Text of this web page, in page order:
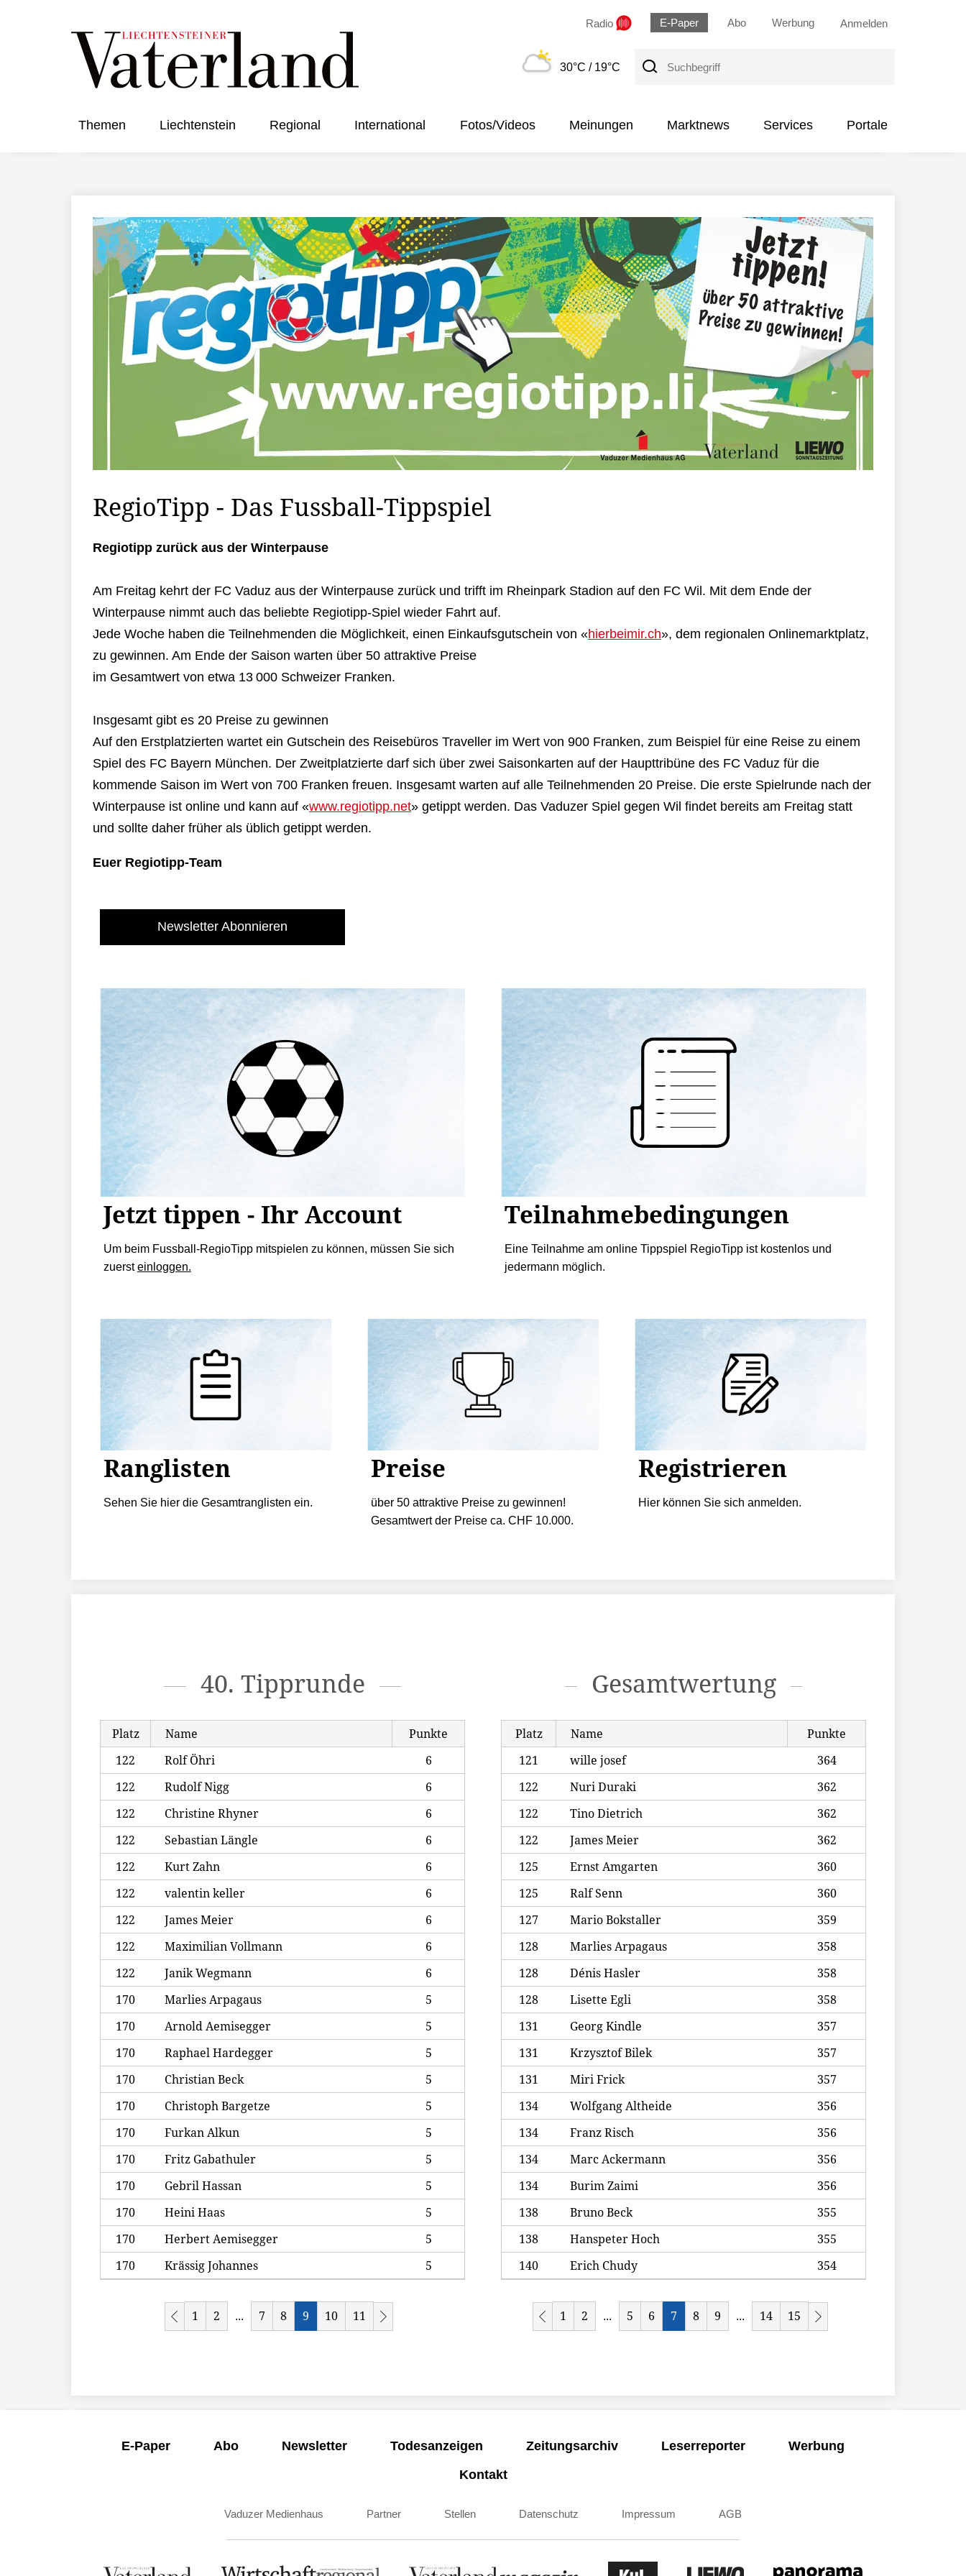
Radio E-Paper Abo Werbung Anmelden
30°C / 19°C
Suchbegriff
Themen Liechtenstein Regional International Fotos/Videos Meinungen Marktnews Services Portale
RegioTipp - Das Fussball-Tippspiel
Regiotipp zurück aus der Winterpause
Am Freitag kehrt der FC Vaduz aus der Winterpause zurück und trifft im Rheinpark Stadion auf den FC Wil. Mit dem Ende der
Winterpause nimmt auch das beliebte Regiotipp-Spiel wieder Fahrt auf.
Jede Woche haben die Teilnehmenden die Möglichkeit, einen Einkaufsgutschein von «hierbeimir.ch», dem regionalen Onlinemarktplatz,
zu gewinnen. Am Ende der Saison warten über 50 attraktive Preise
im Gesamtwert von etwa 13 000 Schweizer Franken.
Insgesamt gibt es 20 Preise zu gewinnen
Auf den Erstplatzierten wartet ein Gutschein des Reisebüros Traveller im Wert von 900 Franken, zum Beispiel für eine Reise zu einem
Spiel des FC Bayern München. Der Zweitplatzierte darf sich über zwei Saisonkarten auf der Haupttribüne des FC Vaduz für die
kommende Saison im Wert von 700 Franken freuen. Insgesamt warten auf alle Teilnehmenden 20 Preise. Die erste Spielrunde nach der
Winterpause ist online und kann auf «www.regiotipp.net» getippt werden. Das Vaduzer Spiel gegen Wil findet bereits am Freitag statt
und sollte daher früher als üblich getippt werden.
Euer Regiotipp-Team
Newsletter Abonnieren
Jetzt tippen - Ihr Account
Um beim Fussball-RegioTipp mitspielen zu können, müssen Sie sich
zuersteinloggen.
Teilnahmebedingungen
Eine Teilnahme am online Tippspiel RegioTipp ist kostenlos und
jedermann möglich.
Ranglisten
Sehen Sie hier die Gesamtranglisten ein.
Preise
über 50 attraktive Preise zu gewinnen!
Gesamtwert der Preise ca. CHF 10.000.
Registrieren
Hier können Sie sich anmelden.
40. Tipprunde
Platz Name
Punkte
122
Rolf Öhri
6
122
Rudolf Nigg
6
122
Christine Rhyner
6
122
Sebastian Längle
6
122
Kurt Zahn
6
122
valentin keller
6
122
James Meier
6
122
Maximilian Vollmann
6
122
Janik Wegmann
6
170
Marlies Arpagaus
5
170
Arnold Aemisegger
5
170
Raphael Hardegger
5
170
Christian Beck
5
170
Christoph Bargetze
5
170
Furkan Alkun
5
170
Fritz Gabathuler
5
170
Gebril Hassan
5
170
Heini Haas
5
170
Herbert Aemisegger
5
170
Krässig Johannes 5
1 2 ... 7 8 9 10 11
Gesamtwertung
Platz Name
Punkte
121
wille josef
364
122
Nuri Duraki
362
122
Tino Dietrich
362
122
James Meier
362
125
Ernst Amgarten
360
125
Ralf Senn
360
127
Mario Bokstaller
359
128
Marlies Arpagaus
358
128
Dénis Hasler
358
128
Lisette Egli
358
131
Georg Kindle
357
131
Krzysztof Bilek
357
131
Miri Frick
357
134
Wolfgang Altheide
356
134
Franz Risch
356
134
Marc Ackermann
356
134
Burim Zaimi
356
138
Bruno Beck
355
138
Hanspeter Hoch
355
140
Erich Chudy 354
1 2 ... 5 6 7 8 9 ... 14 15
E-Paper Abo Newsletter Todesanzeigen Zeitungsarchiv Leserreporter
Werbung
Kontakt
Vaduzer Medienhaus Partner Stellen Datenschutz Impressum AGB